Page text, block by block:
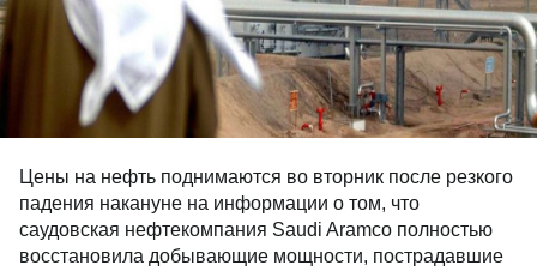
Цены на нефть поднимаются во вторник после резкого
падения накануне на информации о том, что
саудовская нефтекомпания Saudi Aramco полностью
восстановила добывающие мощности, пострадавшие